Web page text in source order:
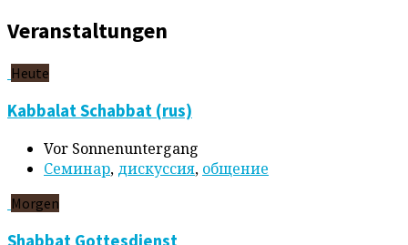
Veranstaltungen
Heute
Kabbalat Schabbat (rus)
Vor Sonnenuntergang
Cеминар, дискуссия, общение
Morgen
Shabbat Gottesdienst